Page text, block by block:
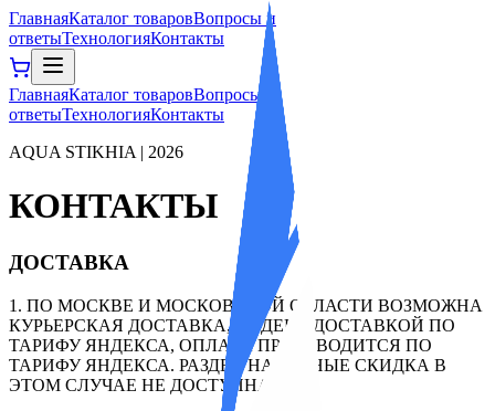
ГлавнаяКаталог товаровВопросы и
ответыТехнологияКонтакты
ГлавнаяКаталог товаровВопросы и
ответыТехнологияКонтакты
AQUA STIKHIA | 2026
КОНТАКТЫ
ДОСТАВКА
1. ПО МОСКВЕ И МОСКОВСКОЙ ОБЛАСТИ ВОЗМОЖНА
КУРЬЕРСКАЯ ДОСТАВКА, ЯНДЕКС ДОСТАВКОЙ ПО
ТАРИФУ ЯНДЕКСА, ОПЛАТА ПРОИЗВОДИТСЯ ПО
ТАРИФУ ЯНДЕКСА. РАЗДЕЛ НАЛИЧНЫЕ СКИДКА В
ЭТОМ СЛУЧАЕ НЕ ДОСТУПНА.